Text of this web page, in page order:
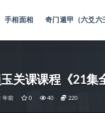
手相面相 奇门遁甲（六爻六
关课课程《21集
年前 0 40 220